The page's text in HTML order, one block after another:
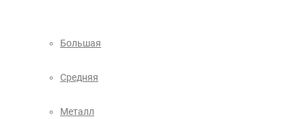
Большая
Средняя
Металл